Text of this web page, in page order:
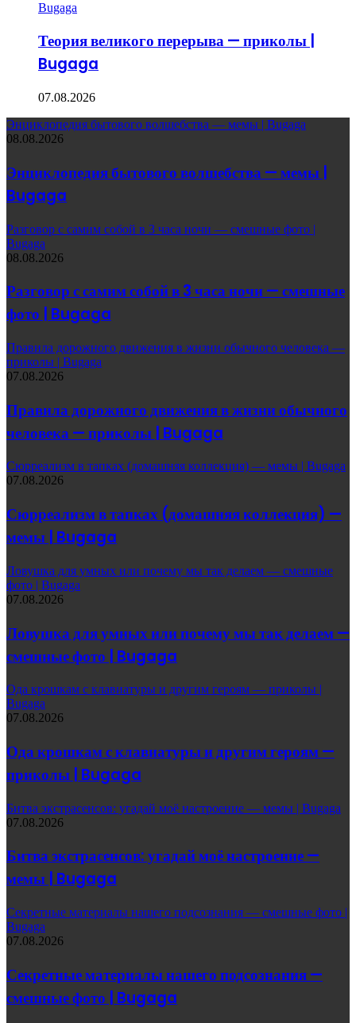
Теория великого перерыва — приколы |
Bugaga
07.08.2026
Энциклопедия бытового волшебства — мемы | Bugaga
08.08.2026
Энциклопедия бытового волшебства — мемы |
Bugaga
Разговор с самим собой в 3 часа ночи — смешные фото |
Bugaga
08.08.2026
Разговор с самим собой в 3 часа ночи — смешные
фото | Bugaga
Правила дорожного движения в жизни обычного человека —
приколы | Bugaga
07.08.2026
Правила дорожного движения в жизни обычного
человека — приколы | Bugaga
Сюрреализм в тапках (домашняя коллекция) — мемы | Bugaga
07.08.2026
Сюрреализм в тапках (домашняя коллекция) —
мемы | Bugaga
Ловушка для умных или почему мы так делаем — смешные
фото | Bugaga
07.08.2026
Ловушка для умных или почему мы так делаем —
смешные фото | Bugaga
Ода крошкам с клавиатуры и другим героям — приколы |
Bugaga
07.08.2026
Ода крошкам с клавиатуры и другим героям —
приколы | Bugaga
Битва экстрасенсов: угадай моё настроение — мемы | Bugaga
07.08.2026
Битва экстрасенсов: угадай моё настроение —
мемы | Bugaga
Секретные материалы нашего подсознания — смешные фото |
Bugaga
07.08.2026
Секретные материалы нашего подсознания —
смешные фото | Bugaga